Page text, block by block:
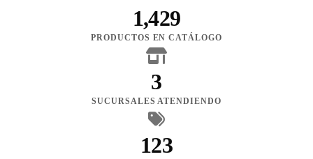
1,429
PRODUCTOS EN CATÁLOGO
3
SUCURSALES ATENDIENDO
123